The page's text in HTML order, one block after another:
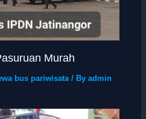
Murah
bus pariwisata / Byadmin